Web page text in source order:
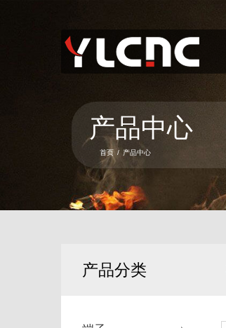
产品中心
联系我们
产品中心
首页 / 产品中心
产品分类